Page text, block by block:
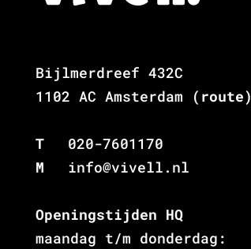
Bijlmerdreef 432C
1102 AC Amsterdam
(route)
T
020-7601170
M
info@vivell.nl
Openingstijden HQ
maandag t/m donderdag: